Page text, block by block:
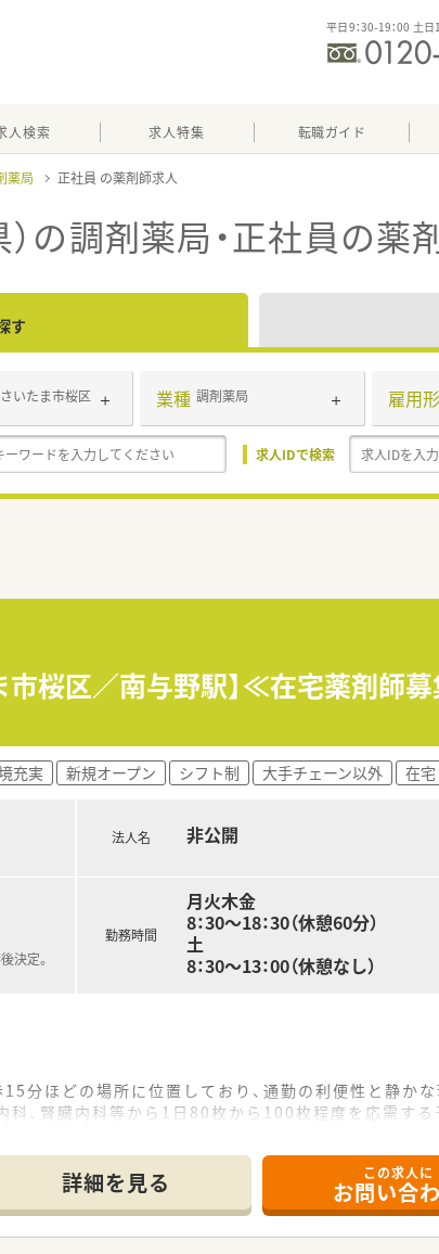
平日9：30-19：00 土日
人検索 求人特集 転職ガイド
薬局 正社員
の調剤薬局・正社員の薬
す
さいたま市桜区 業種 調剤薬局 雇用
求人IDで検索
市桜区／南与野駅】≪在宅薬剤師
充実 新規オープン シフト制 大手チェーン以外 在宅
決定。
法人名 非公開
勤務時間
月火木金
8：30～18：30（休憩60分）
土
8：30～13：00（休憩なし）
分ほどの場所に位置しており、通勤の利便性と静かな
、腎臓内科等から1日80枚から100枚程度を応需する
盤としており、ドクターの開業支援と併せた新規出店
運営を掲げており、誰もが意思決定に関与できるオー
し、従業員の待遇や評価制度にも斬新なアイデアを
詳細を見る この求人に
お問い合